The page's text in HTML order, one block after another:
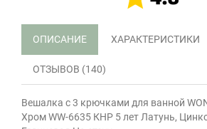
ОПИСАНИЕ ХАРАКТЕРИСТИКИ
ОТЗЫВОВ (140)
Вешалка с 3 крючками для ванной
Хром WW-6635 КНР 5 лет Латунь,